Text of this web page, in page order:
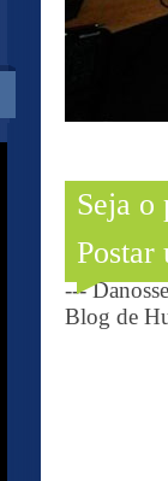
Seja o
Postar
---
Blog de